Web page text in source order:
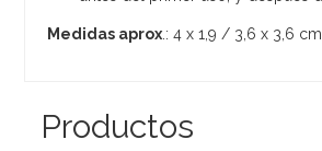
Medidas aprox .: 4 x 1,9 / 3,6 x 3,6 cm.
Productos